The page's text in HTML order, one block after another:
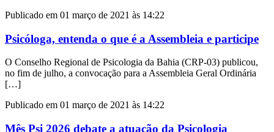
Publicado em 01 março de 2021 às 14:22
Psicóloga, entenda o que é a Assembleia e participe
O Conselho Regional de Psicologia da Bahia (CRP-03) publicou,
no fim de julho, a convocação para a Assembleia Geral Ordinária
[…]
Publicado em 01 março de 2021 às 14:22
Mês Psi 2026 debate a atuação da Psicologia